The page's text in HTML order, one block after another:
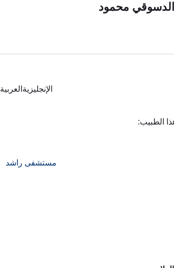
محمود
الإنجليزية العربية
الطبيب:
مستشفى راشد